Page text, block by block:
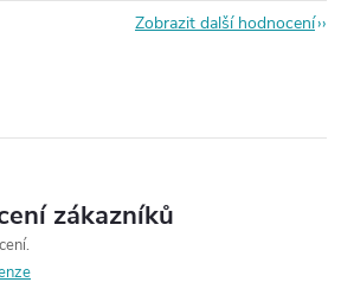
Zobrazit další hodnocení
zákazníků